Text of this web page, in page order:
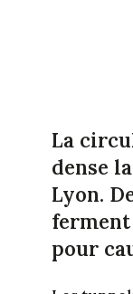
La
dense
Lyon.
ferment
pour